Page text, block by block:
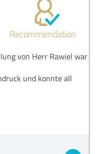
Recommendation
von Herr Rawiel war
und konnte all